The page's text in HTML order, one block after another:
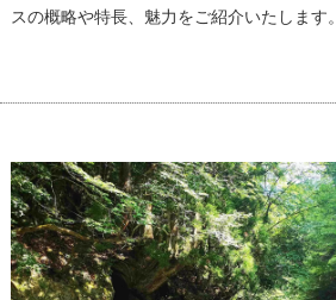
スの概略や特長、魅力をご紹介いたします。